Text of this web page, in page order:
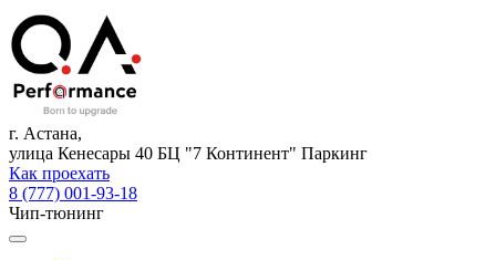
г. Астана,
улица Кенесары 40 БЦ "7 Континент" Паркинг
Как проехать
8 (777) 001-93-18
Чип-тюнинг